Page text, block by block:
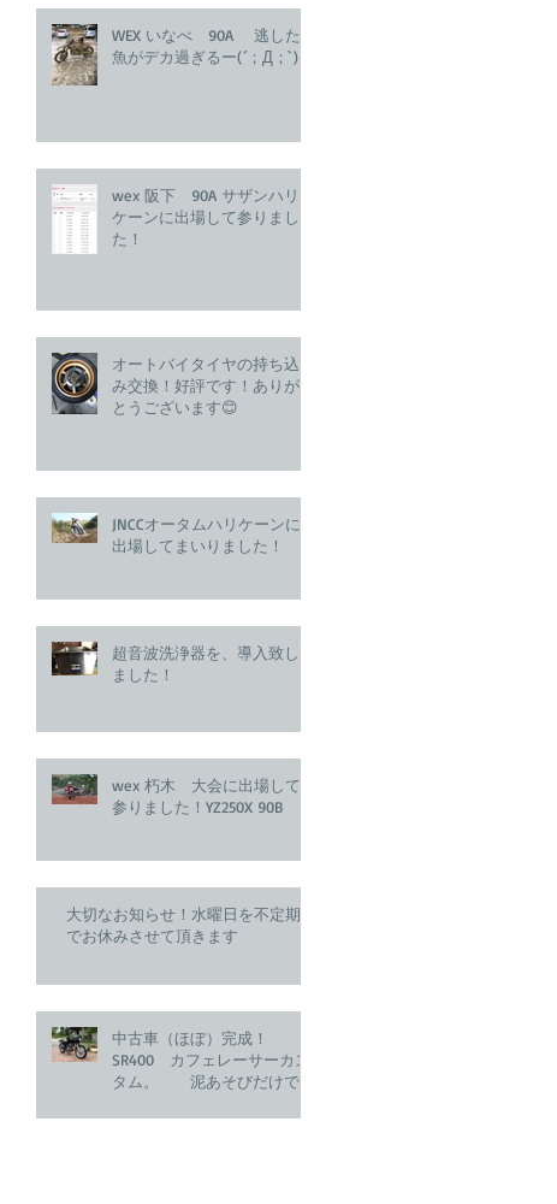
WEX いなべ 90A 逃した
魚がデカ過ぎるー(´；Д；`)
wex 阪下 90A サザンハリ
ケーンに出場して参りまし
た！
オートバイタイヤの持ち込
み交換！好評です！ありが
とうございます😊
JNCCオータムハリケーンに
出場してまいりました！
超音波洗浄器を、導入致し
ました！
wex 朽木 大会に出場して
参りました！YZ250X 90B
大切なお知らせ！水曜日を不定期
でお休みさせて頂きます
中古車（ほぼ）完成！
SR400 カフェレーサーカス
タム。 泥あそびだけで
います(笑)